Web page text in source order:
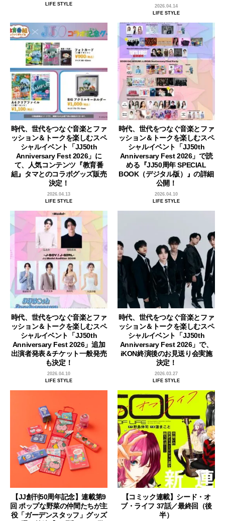
LIFE STYLE
2026.04.14
LIFE STYLE
時代、世代をつなぐ音楽とファ
ッション＆トークを楽しむスペ
シャルイベント「JJ50th
Anniversary Fest 2026」に
て、人気コンテンツ『教育番
組』タマとのコラボグッズ販売
決定！
2026.04.13
LIFE STYLE
時代、世代をつなぐ音楽とファ
ッション＆トークを楽しむスペ
シャルイベント「JJ50th
Anniversary Fest 2026」で読
める『JJ50周年 SPECIAL
BOOK（デジタル版）』の詳細
公開！
2026.04.10
LIFE STYLE
時代、世代をつなぐ音楽とファ
ッション＆トークを楽しむスペ
シャルイベント「JJ50th
Anniversary Fest 2026」追加
出演者発表＆チケット一般発売
も決定！
2026.04.10
LIFE STYLE
時代、世代をつなぐ音楽とファ
ッション＆トークを楽しむスペ
シャルイベント「JJ50th
Anniversary Fest 2026」で、
iKON終演後のお見送り会実施
決定！
2026.03.27
LIFE STYLE
【JJ創刊50周年記念】連載第9
回 ポップな野菜の仲間たちが主
役「ガーデンスタッフ」グッズ
【コミック連載】シード・オ
ブ・ライフ 37話／最終回（後
半）